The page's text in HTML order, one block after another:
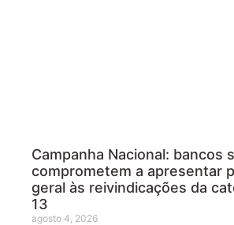
Campanha Nacional: bancos
comprometem a apresentar
geral às reivindicações da
13
agosto 4, 2026